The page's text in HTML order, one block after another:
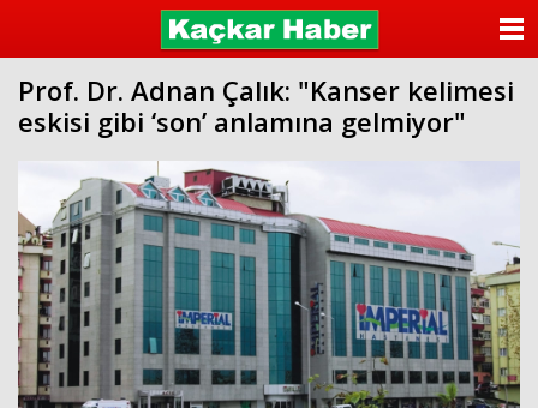
Prof. Dr. Adnan Çalık: "Kanser kelimesi
eskisi gibi ‘son’ anlamına gelmiyor"
ANASAYFA
KATEGORİLER
FOTO GALERİ
VİDEO GALERİ
KÜNYE